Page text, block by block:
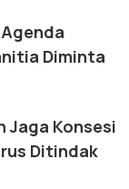
Diminta
Jaga Konsesi
Ditindak